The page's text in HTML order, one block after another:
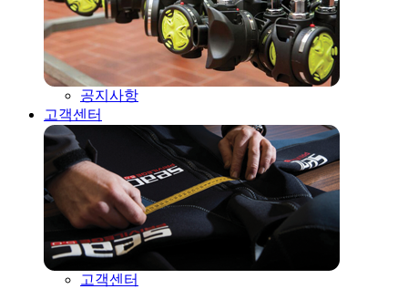
공지사항
고객센터
고객센터